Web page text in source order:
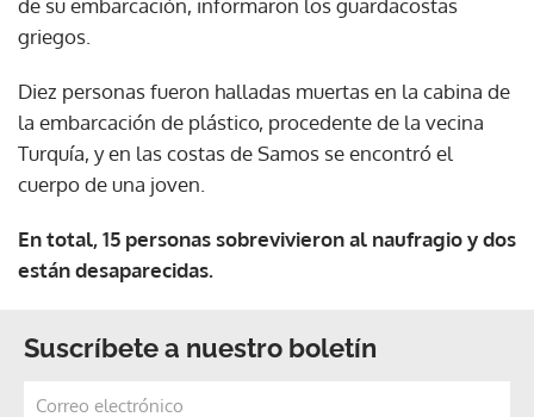
de su embarcación, informaron los guardacostas
griegos.
Diez personas fueron halladas muertas en la cabina de
la embarcación de plástico, procedente de la vecina
Turquía, y en las costas de Samos se encontró el
cuerpo de una joven.
En total, 15 personas sobrevivieron al naufragio y dos
están desaparecidas.
Suscríbete a nuestro boletín